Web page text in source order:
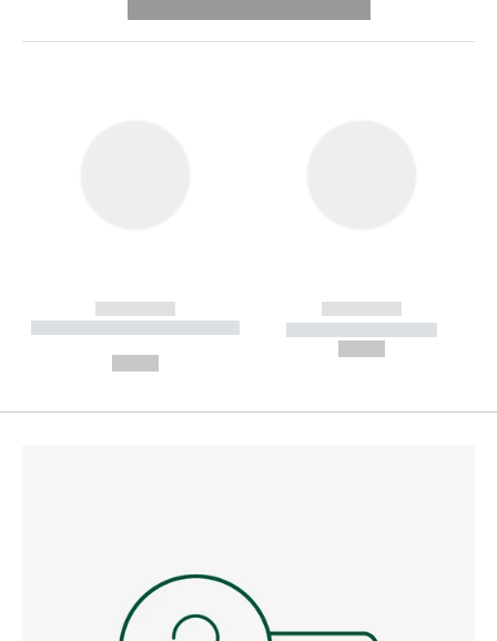
------------
----------- ----------- --------
------------
----------- -----------